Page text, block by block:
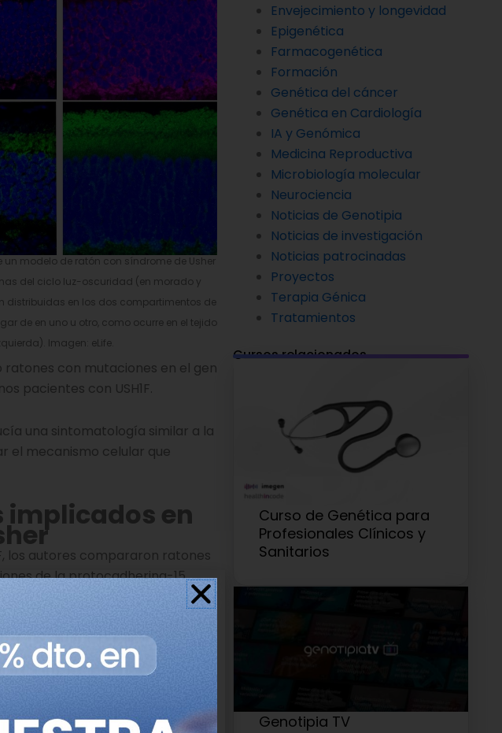
un modelo de ratón con síndrome de Usher
del ciclo luz-oscuridad (en morado y
distribuidas en los dos compartimentos de
de en uno u otro, como ocurre en el tejido
Imagen: eLife.
ratones con mutaciones en el gen
pacientes con USH1F.
una sintomatología similar a la
el mecanismo celular que
implicados en
los autores compararon ratones
de la protocadherina-15,
las proteínas relacionadas con
de los fotorreceptores en la
en forma de impulso eléctrico a
relacionada en cierta
Envejecimiento y longevidad
Epigenética
Farmacogenética
Formación
Genética del cáncer
Genética en Cardiología
IA y Genómica
Medicina Reproductiva
Microbiología molecular
Neurociencia
Noticias de Genotipia
Noticias de investigación
Noticias patrocinadas
Proyectos
Terapia Génica
Tratamientos
Cursos relacionados
Curso de Genética para
Profesionales Clínicos y
Sanitarios
Genotipia TV